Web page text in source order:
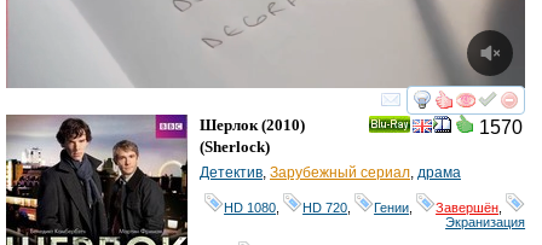
смотреть
1570
Шерлок (2010)
(Sherlock)
Детектив Зарубежный сериал драма
HD 1080 HD 720 Гении Завершён
Экранизация